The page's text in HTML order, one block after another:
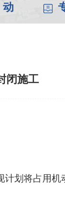
闭施工
划将占用机